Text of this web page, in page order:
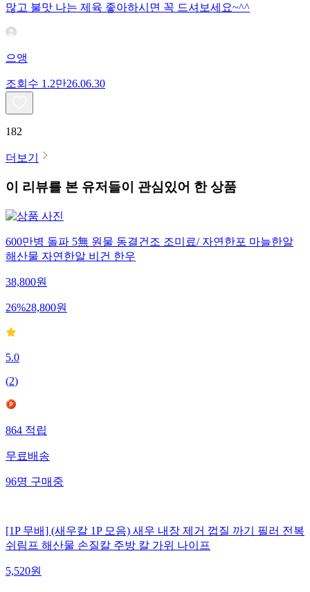
많고 불맛 나는 제육 좋아하시면 꼭 드셔보세요~^^
으앵
조회수 1.2만26.06.30
182
더보기
이 리뷰를 본 유저들이 관심있어 한 상품
600만병 돌파 5無 원물 동결건조 조미료/ 자연한포 마늘한알
해산물 자연한알 비건 한우
38,800원
26%28,800원
5.0
(2)
864 적립
무료배송
96명 구매중
[1P 무배] (새우칼 1P 모음) 새우 내장 제거 껍질 까기 필러 전복
쉬림프 해산물 손질칼 주방 칼 가위 나이프
5,520원